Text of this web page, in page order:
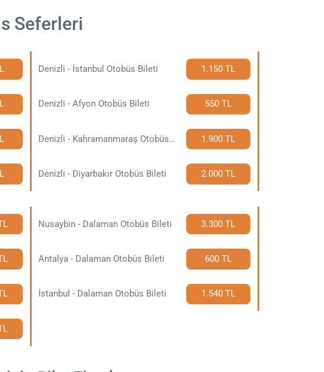
Seferleri
Denizli - İstanbul Otobüs Bileti 1.150 TL
Denizli - Afyon Otobüs Bileti 550 TL
Denizli - Kahramanmaraş Otobüs Bileti 1.900 TL
Denizli - Diyarbakır Otobüs Bileti 2.000 TL
Nusaybin - Dalaman Otobüs Bileti 3.300 TL
Antalya - Dalaman Otobüs Bileti 600 TL
İstanbul - Dalaman Otobüs Bileti 1.540 TL